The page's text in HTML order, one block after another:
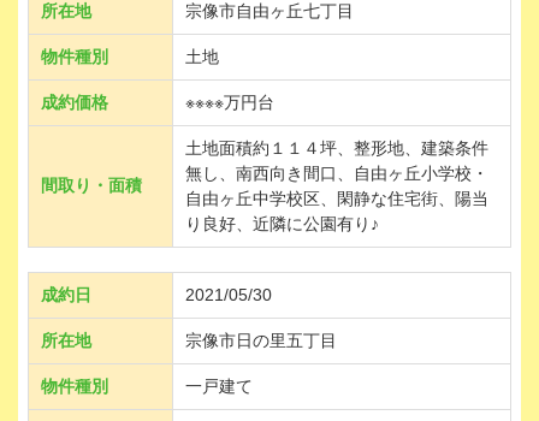
所在地 宗像市自由ヶ丘七丁目
物件種別 土地
成約価格 ※※※※万円台
間取り・面積
土地面積約１１４坪、整形地、建築条件
無し、南西向き間口、自由ヶ丘小学校・
自由ヶ丘中学校区、閑静な住宅街、陽当
り良好、近隣に公園有り♪
成約日 2021/05/30
所在地 宗像市日の里五丁目
物件種別 一戸建て